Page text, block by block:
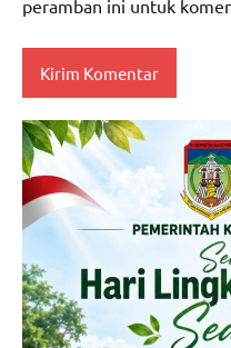
peramban ini untuk